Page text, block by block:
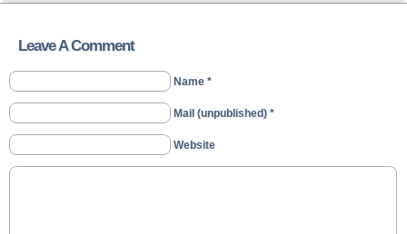
Leave A Comment
Name *
Mail (unpublished) *
Website